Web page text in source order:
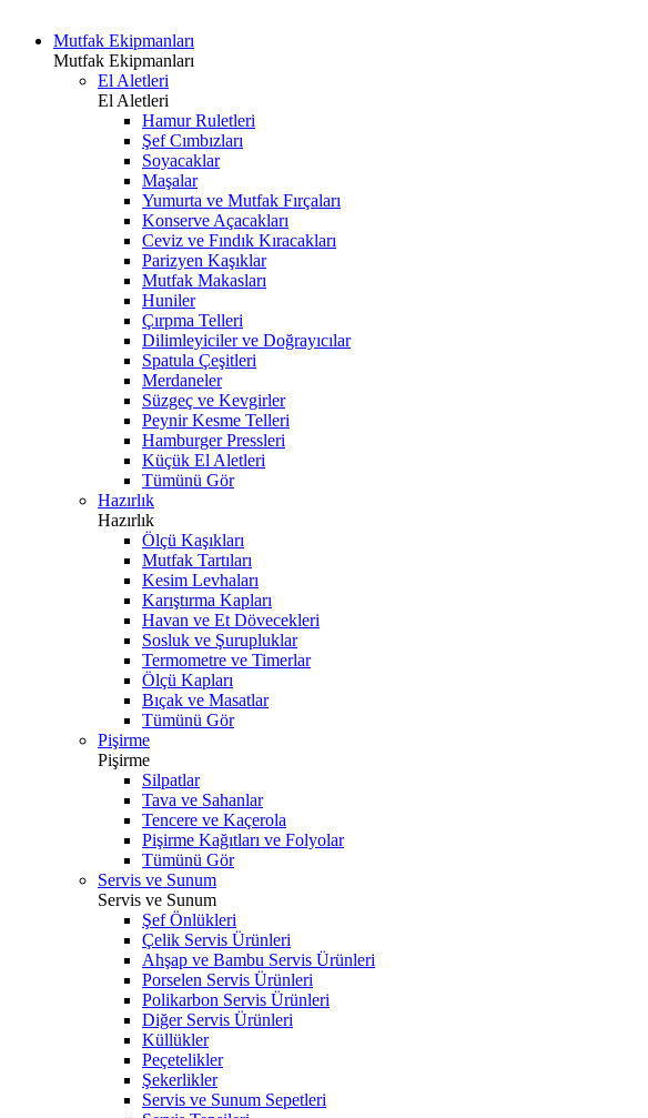
Mutfak Ekipmanları
Mutfak Ekipmanları
El Aletleri
El Aletleri
Hamur Ruletleri
Şef Cımbızları
Soyacaklar
Maşalar
Yumurta ve Mutfak Fırçaları
Konserve Açacakları
Ceviz ve Fındık Kıracakları
Parizyen Kaşıklar
Mutfak Makasları
Huniler
Çırpma Telleri
Dilimleyiciler ve Doğrayıcılar
Spatula Çeşitleri
Merdaneler
Süzgeç ve Kevgirler
Peynir Kesme Telleri
Hamburger Pressleri
Küçük El Aletleri
Tümünü Gör
Hazırlık
Hazırlık
Ölçü Kaşıkları
Mutfak Tartıları
Kesim Levhaları
Karıştırma Kapları
Havan ve Et Dövecekleri
Sosluk ve Şurupluklar
Termometre ve Timerlar
Ölçü Kapları
Bıçak ve Masatlar
Tümünü Gör
Pişirme
Pişirme
Silpatlar
Tava ve Sahanlar
Tencere ve Kaçerola
Pişirme Kağıtları ve Folyolar
Tümünü Gör
Servis ve Sunum
Servis ve Sunum
Şef Önlükleri
Çelik Servis Ürünleri
Ahşap ve Bambu Servis Ürünleri
Porselen Servis Ürünleri
Polikarbon Servis Ürünleri
Diğer Servis Ürünleri
Küllükler
Peçetelikler
Şekerlikler
Servis ve Sunum Sepetleri